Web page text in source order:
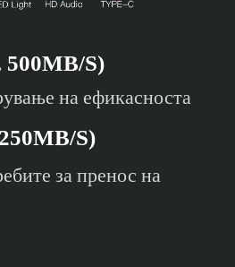
S)
на ефикасноста
S)
за пренос на